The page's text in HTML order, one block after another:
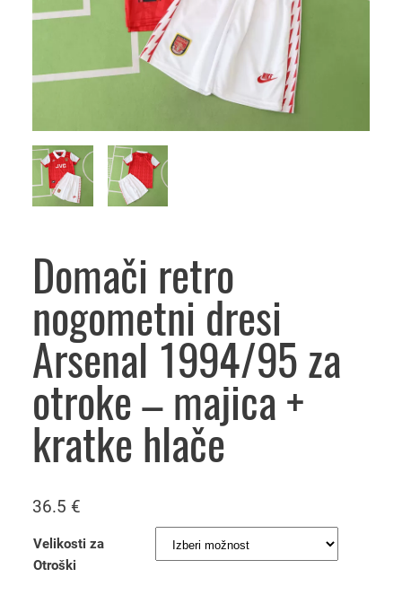
Domači retro
nogometni dresi
Arsenal 1994/95 za
otroke – majica +
kratke hlače
36.5 €
Velikosti za
Otroški